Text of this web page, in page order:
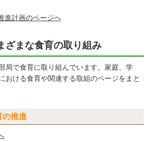
進計画のページへ
ざまな食育の取り組み
局で食育に取り組んでいます。家庭、学
おける食育や関連する取組のページをまと
の推進